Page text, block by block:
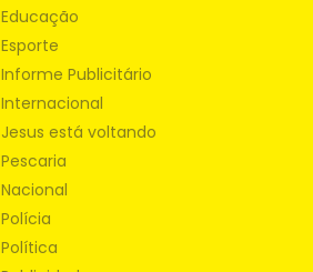
Educação
Esporte
Informe Publicitário
Internacional
Jesus está voltando
Pescaria
Nacional
Polícia
Política